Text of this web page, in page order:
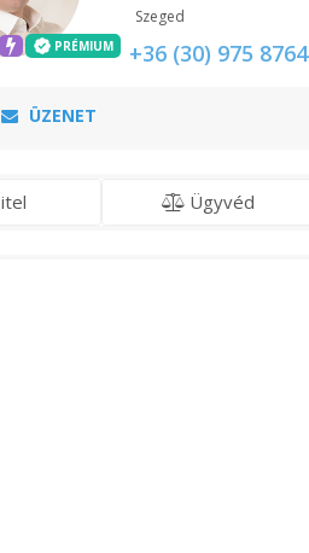
PRÉMIUM
Szeged
+36 (30) 975 8764
ÜZENET
Ügyvéd